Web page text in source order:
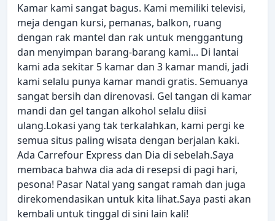
Kamar kami sangat bagus. Kami memiliki televisi,
meja dengan kursi, pemanas, balkon, ruang
dengan rak mantel dan rak untuk menggantung
dan menyimpan barang-barang kami... Di lantai
kami ada sekitar 5 kamar dan 3 kamar mandi, jadi
kami selalu punya kamar mandi gratis. Semuanya
sangat bersih dan direnovasi. Gel tangan di kamar
mandi dan gel tangan alkohol selalu diisi
ulang.Lokasi yang tak terkalahkan, kami pergi ke
semua situs paling wisata dengan berjalan kaki.
Ada Carrefour Express dan Dia di sebelah.Saya
membaca bahwa dia ada di resepsi di pagi hari,
pesona! Pasar Natal yang sangat ramah dan juga
direkomendasikan untuk kita lihat.Saya pasti akan
kembali untuk tinggal di sini lain kali!